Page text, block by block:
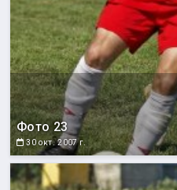
Фото 23
30 окт. 2007 г.